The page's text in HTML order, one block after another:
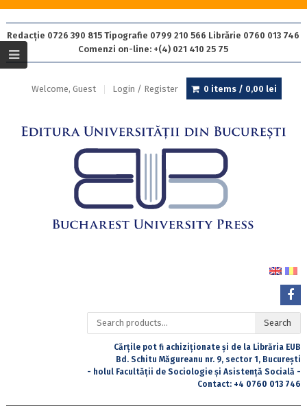
Redacție 0726 390 815 Tipografie 0799 210 566 Librărie 0760 013 746
Comenzi on-line: +(4) 021 410 25 75
Welcome, Guest Login / Register 0 items / 0,00 lei
Search
for:
Search
Cărțile pot fi achiziționate și de la Librăria EUB
Bd. Schitu Măgureanu nr. 9, sector 1, București
- holul Facultății de Sociologie și Asistență Socială -
Contact: +4 0760 013 746